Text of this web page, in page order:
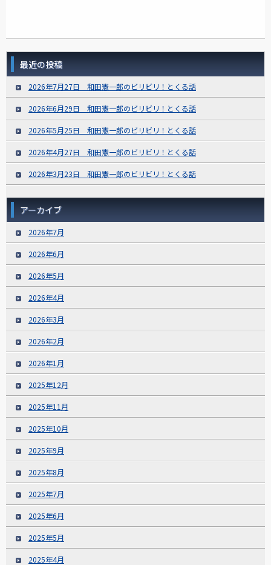
最近の投稿
2026年7月27日 和田憲一郎のビリビリ！とくる話
2026年6月29日 和田憲一郎のビリビリ！とくる話
2026年5月25日 和田憲一郎のビリビリ！とくる話
2026年4月27日 和田憲一郎のビリビリ！とくる話
2026年3月23日 和田憲一郎のビリビリ！とくる話
アーカイブ
2026年7月
2026年6月
2026年5月
2026年4月
2026年3月
2026年2月
2026年1月
2025年12月
2025年11月
2025年10月
2025年9月
2025年8月
2025年7月
2025年6月
2025年5月
2025年4月